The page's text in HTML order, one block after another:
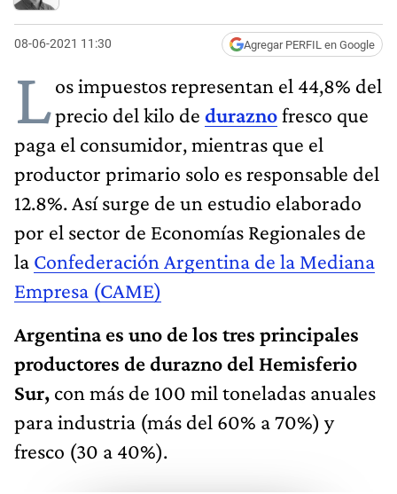
08-06-2021 11:30 Agregar PERFIL en Google
Los impuestos representan el 44,8% del
precio del kilo de duraznofresco que
paga el consumidor, mientras que el
productor primario solo es responsable del
12.8%. Así surge de un estudio elaborado
por el sector de Economías Regionales de
la Confederación Argentina de la Mediana
Empresa (CAME)
Argentina es uno de los tres principales
productores de durazno del Hemisferio
Sur, con más de 100 mil toneladas anuales
para industria (más del 60% a 70%) y
fresco (30 a 40%).